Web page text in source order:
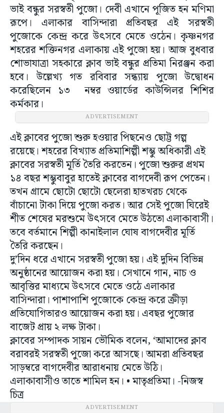
ভাই বন্ধুর সরস্বতী পুজো। দেবী এখানে পূজিত হন মণিমা
রূপে। এলাকার বাসিন্দারা প্রতিবছর এই সরস্বতী
পুজোকে কেন্দ্র করে উৎসবে মেতে ওঠেন। কৃষ্ণনগর
শহরের শক্তিনগর এলাকায় এই পুজো হয়। আজ বুধবার
শোভাযাত্রা সহকারে ক্লাব ভাই বন্ধুর প্রতিমা নিরঞ্জন করা
হবে। উল্লেখ্য গত রবিবার সন্ধ্যায় পুজো উদ্বোধন
করেছিলেন ১৩ নম্বর ওয়ার্ডের কাউন্সিলর শিশির
কর্মকার।
ADVERTISEMENT
এই ক্লাবের পুজো শুরু হওয়ার পিছনেও ছোট্ট গল্প
রয়েছে। শহরের বিখ্যাত প্রতিমাশিল্পী শম্ভু অধিকারী এই
ক্লাবের সরস্বতী মূর্তি তৈরি করতেন। পুজো শুরুর প্রথম
১৪ বছর শম্ভুবাবুর হাতেই ক্লাবের বাগদেবী রূপ পেতেন।
তখন গ্রামে ছোটো ছোটো ছেলেরা হাতখরচ থেকে
বাঁচানো টাকা দিয়ে পুজো করত। আর সেই পুজো ঘিরেই
শীত শেষের মরশুমে উৎসবে মেতে উঠতো এলাকাবাসী।
তবে বর্তমানে শিল্পী কানাইলাল ঘোষ বাগদেবীর মূর্তি
তৈরি করছেন।
দু’দিন ধরে এখানে সরস্বতী পুজো হয়। এই দুদিন বিভিন্ন
অনুষ্ঠানের আয়োজন করা হয়। সেখানে গান, নাচ ও
আবৃত্তির মাধ্যমে উৎসবে মেতে ওঠে এলাকার
বাসিন্দারা। পাশাপাশি পুজোকে কেন্দ্র করে ক্রীড়া
প্রতিযোগিতারও আয়োজন করা হয়। এবছর পুজোর
বাজেট প্রায় ২ লক্ষ টাকা।
ক্লাবের সম্পাদক সায়ন ভৌমিক বলেন, ‘আমাদের ক্লাব
বরাবরই সরস্বতী পুজো করে আসছে। আমরা প্রতিবছর
সাড়ম্বরে বাগদেবীর আরাধনায় মেতে উঠি।
এলাকাবাসীও তাতে শামিল হন। • মাতৃপ্রতিমা। -নিজস্ব
চিত্র
ADVERTISEMENT